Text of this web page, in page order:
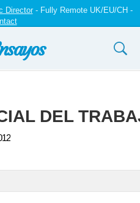
Director- Fully Remote UK/EU/CH -
DEL